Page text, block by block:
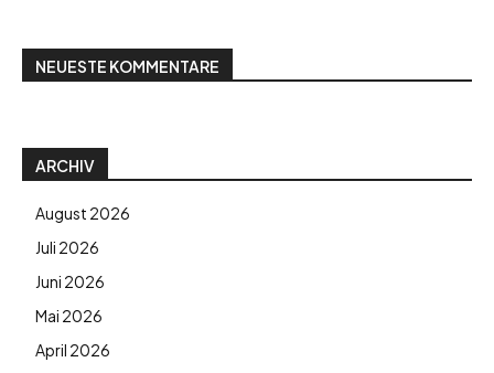
NEUESTE KOMMENTARE
ARCHIV
August 2026
Juli 2026
Juni 2026
Mai 2026
April 2026